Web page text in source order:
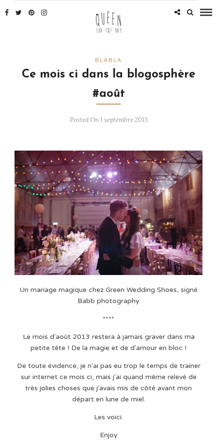
BLABLA
Ce mois ci dans la blogosphère
#août
Posted On 1 septembre 2013
Un mariage magique chez Green Wedding Shoes, signé
Babb photography
****
Le mois d'août 2013 restera à jamais graver dans ma
petite tête ! De la magie et de d'amour en bloc !
De toute évidence, je n'ai pas eu trop le temps de trainer
sur internet ce mois ci, mais j'ai quand même relevé de
très jolies choses que j'avais mis de côté avant mon
départ en lune de miel.
Les voici.
Enjoy